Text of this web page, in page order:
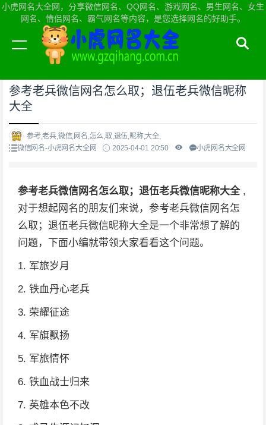
小虎网名大全网，分享微信网名、QQ网名、游戏网名、男生网名、女生
网名、情侣网名、霸气网名等内容，是您选择网名的好助手。
当前位置：小虎网名大全网首页>微信网名
参考老兵微信网名怎么取；退伍老兵微信昵称
大全
参考,老兵,微信,网名,怎么,取,退伍,昵称,大全,
微信网名-小虎网名大全网
2025-04-01 20:50 小虎网名大全网
参考老兵微信网名怎么取；退伍老兵微信昵称大全 ,
对于想起网名的朋友们来说，参考老兵微信网名怎
么取；退伍老兵微信昵称大全是一个非常想了解的
问题，下面小编就带领大家看看这个问题。
1. 军旅岁月
2. 铁血丹心老兵
3. 荣耀征途
4. 军旗飘扬
5. 军旅情怀
6. 铁血战士归来
7. 英雄本色不改